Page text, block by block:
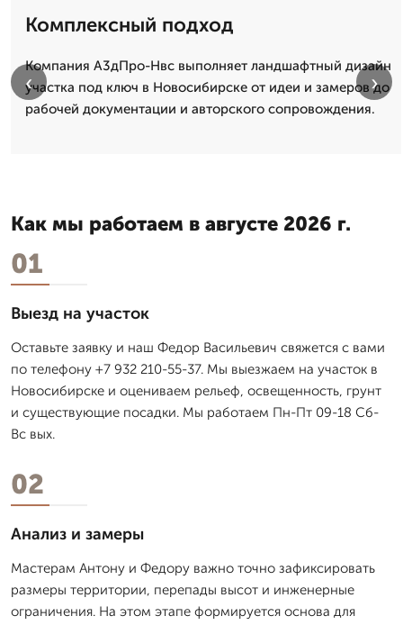
Комплексный подход
Компания А3дПро-Нвс выполняет ландшафтный дизайн
участка под ключ в Новосибирске от идеи и замеров до
рабочей документации и авторского сопровождения.
‹ ›
Как мы работаем в августе 2026 г.
01
Выезд на участок
Оставьте заявку и наш Федор Васильевич свяжется с вами
по телефону +7 932 210-55-37. Мы выезжаем на участок в
Новосибирске и оцениваем рельеф, освещенность, грунт
и существующие посадки. Мы работаем Пн-Пт 09-18 Сб-
Вс вых.
02
Анализ и замеры
Мастерам Антону и Федору важно точно зафиксировать
размеры территории, перепады высот и инженерные
ограничения. На этом этапе формируется основа для